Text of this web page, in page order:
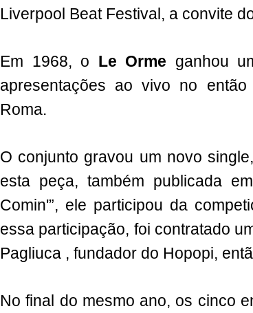
Liverpool Beat Festival, a convite
Em 1968, o Le Orme ganhou
apresentações ao vivo no
Roma.
O conjunto gravou um novo
esta peça, também publicada
Comin'”, ele participou da
essa participação, foi contratado
Pagliuca , fundador do Hopopi,
No final do mesmo ano, os cinco